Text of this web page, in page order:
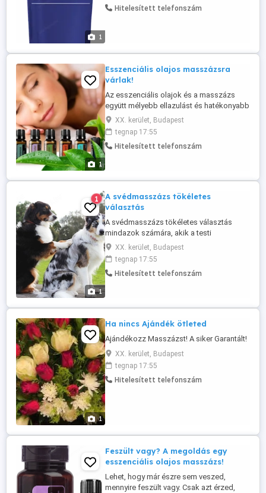
1
segít a testednek visszanyerni a
Hitelesített telefonszám
1
Esszenciális olajos masszázsra
várlak!
Az esszenciális olajok és a masszázs
együtt mélyebb ellazulást és hatékonyabb
feltöltődést biztosítanak. Az illóolajok
belélegezve nyugtatják az idegrendszert,
csökkentik a stresszt és javítják a
hangulatot. A bőrön keresztül felszívódva
XX. kerület, Budapest
tegnap 17:55
Hitelesített telefonszám
1
1
A svédmasszázs tökéletes
választás
A svédmasszázs tökéletes választás
mindazok számára, akik a testi
felfrissülés és a nyugodt kikapcsolódás
élményét keresik. Segíthet enyhíteni a
túlterhelésből adódó izomfeszültséget,
miközben támogatja a mélyebb ellazulást.
mérsékléséhez. ...
XX. kerület, Budapest
tegnap 17:55
Hitelesített telefonszám
1
Ha nincs Ajándék ötleted
Ajándékozz Masszázst! A siker Garantált!
XX. kerület, Budapest
tegnap 17:55
Hitelesített telefonszám
Feszült vagy? A megoldás egy
esszenciális olajos masszázs!
Lehet, hogy már észre sem veszed,
mennyire feszült vagy. Csak azt érzed,